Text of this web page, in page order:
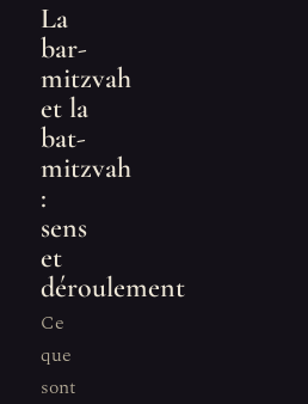
La
bar-
mitzvah
et la
bat-
mitzvah
:
sens
et
déroulement
Ce
que
sont